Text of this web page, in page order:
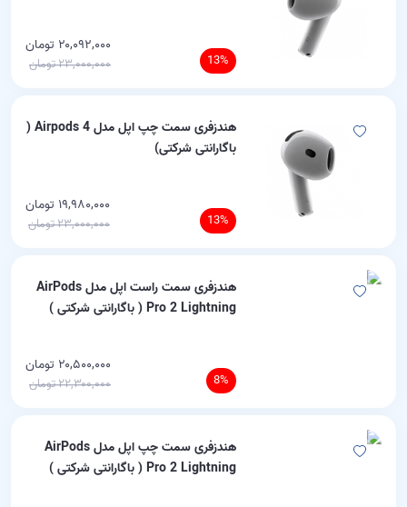
جدیدترین
پرفروش ترین
گران ترین
۲۰,۰۹۲,۰۰۰ تومان
۲۳,۰۰۰,۰۰۰ تومان 13%
هندزفری سمت چپ اپل مدل Airpods 4 (
باگارانتی شرکتی)
۱۹,۹۸۰,۰۰۰ تومان
۲۳,۰۰۰,۰۰۰ تومان 13%
هندزفری سمت راست اپل مدل AirPods
Pro 2 Lightning ( باگارانتی شرکتی )
۲۰,۵۰۰,۰۰۰ تومان
۲۲,۳۰۰,۰۰۰ تومان 8%
هندزفری سمت چپ اپل مدل AirPods
Pro 2 Lightning ( باگارانتی شرکتی )